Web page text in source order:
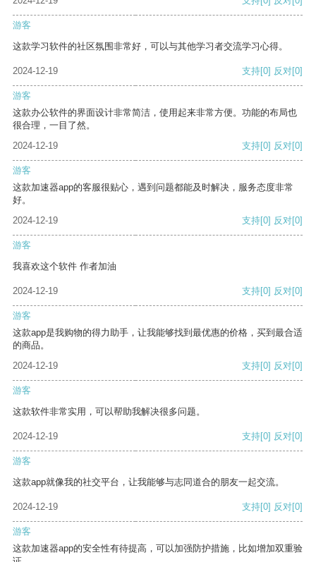
游客
这款学习软件的社区氛围非常好，可以与其他学习者交流学习心得。
2024-12-19 支持[0] 反对[0]
游客
这款办公软件的界面设计非常简洁，使用起来非常方便。功能的布局也
很合理，一目了然。
2024-12-19
支持[0] 反对[0]
游客
这款加速器app的客服很贴心，遇到问题都能及时解决，服务态度非常
好。
2024-12-19
支持[0] 反对[0]
游客
我喜欢这个软件 作者加油
2024-12-19 支持[0] 反对[0]
游客
这款app是我购物的得力助手，让我能够找到最优惠的价格，买到最合适
的商品。
2024-12-19
支持[0] 反对[0]
游客
这款软件非常实用，可以帮助我解决很多问题。
2024-12-19 支持[0] 反对[0]
游客
这款app就像我的社交平台，让我能够与志同道合的朋友一起交流。
2024-12-19 支持[0] 反对[0]
游客
这款加速器app的安全性有待提高，可以加强防护措施，比如增加双重验